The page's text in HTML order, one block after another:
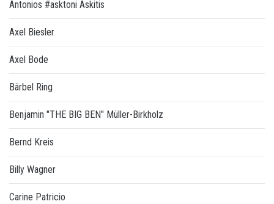
Antonios #asktoni Askitis
Axel Biesler
Axel Bode
Bärbel Ring
Benjamin "THE BIG BEN" Müller-Birkholz
Bernd Kreis
Billy Wagner
Carine Patricio